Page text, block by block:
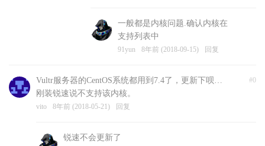
一般都是内核问题.确认内核在
支持列表中
91yun 8年前 (2018-09-15) 回复
#0
Vultr服务器的CentOS系统都用到7.4了，更新下呗…
刚装锐速说不支持该内核。
vito 8年前 (2018-05-21) 回复
锐速不会更新了